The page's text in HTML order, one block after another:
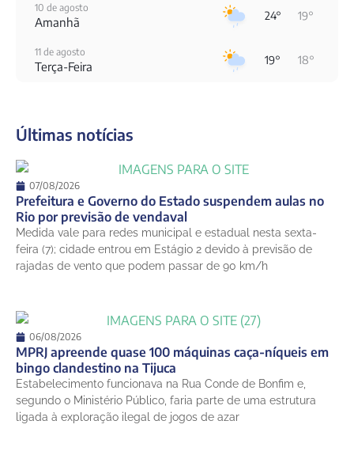
10 de agosto
Amanhã 24° 19°
11 de agosto
Terça-Feira 19° 18°
13 de agosto
14 de agosto
Sexta-Feira
15 de agosto
Sábado 27° 21°
Últimas notícias
07/08/2026
Prefeitura e Governo do Estado suspendem aulas no
Rio por previsão de vendaval
Medida vale para redes municipal e estadual nesta sexta-
feira (7); cidade entrou em Estágio 2 devido à previsão de
rajadas de vento que podem passar de 90 km/h
06/08/2026
MPRJ apreende quase 100 máquinas caça-níqueis em
bingo clandestino na Tijuca
Estabelecimento funcionava na Rua Conde de Bonfim e,
segundo o Ministério Público, faria parte de uma estrutura
ligada à exploração ilegal de jogos de azar